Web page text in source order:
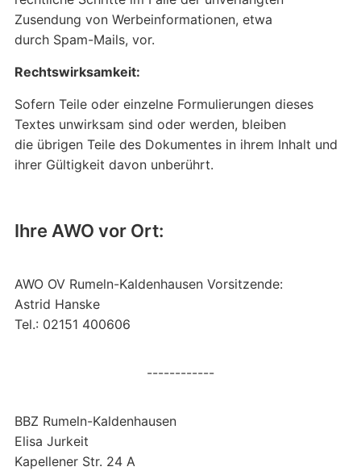
Ihre AWO vor Ort:
AWO OV Rumeln-Kaldenhausen Vorsitzende:
Astrid Hanske
Tel.: 02151 400606
------------
BBZ Rumeln-Kaldenhausen
Elisa Jurkeit
Kapellener Str. 24 A
Zusendung von Werbeinformationen, etwa
durch Spam-Mails, vor.
Rechtswirksamkeit:
Sofern Teile oder einzelne Formulierungen dieses
Textes unwirksam sind oder werden, bleiben
die übrigen Teile des Dokumentes in ihrem Inhalt und
ihrer Gültigkeit davon unberührt.